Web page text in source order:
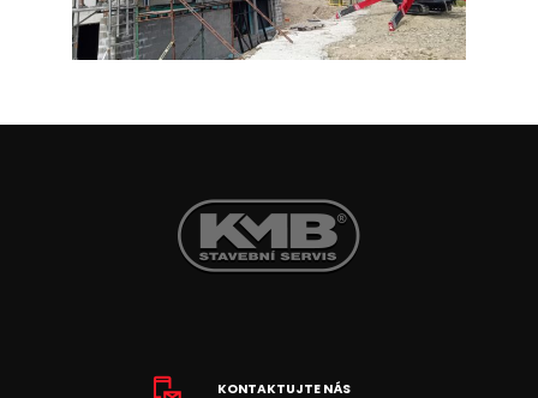
KONTAKTUJTE NÁS